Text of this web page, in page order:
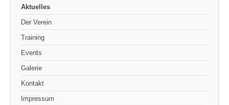
Aktuelles
Der Verein
Training
Events
Galerie
Kontakt
Impressum